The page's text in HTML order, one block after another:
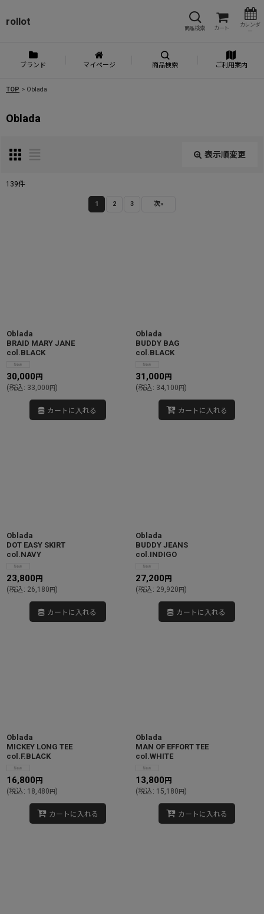
rollot
商品検索 カート
カレンダ
ー
ブランド マイページ 商品検索 ご利用案内
TOP > Oblada
Oblada
表示順変更
139件
1 2 3 次»
Oblada
BRAID MARY JANE
col.BLACK
30,000 円
(税込: 33,000円)
カートに入れる
Oblada
BUDDY BAG
col.BLACK
31,000 円
(税込: 34,100円)
カートに入れる
Oblada
DOT EASY SKIRT
col.NAVY
23,800 円
(税込: 26,180円)
カートに入れる
Oblada
BUDDY JEANS
col.INDIGO
27,200 円
(税込: 29,920円)
カートに入れる
Oblada
MICKEY LONG TEE
col.F.BLACK
16,800 円
(税込: 18,480円)
カートに入れる
Oblada
MAN OF EFFORT TEE
col.WHITE
13,800 円
(税込: 15,180円)
カートに入れる